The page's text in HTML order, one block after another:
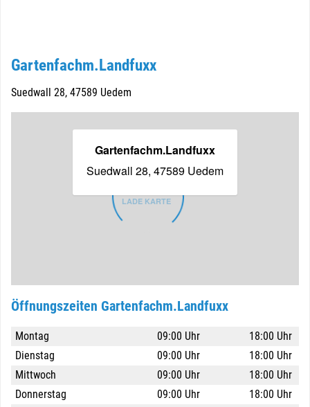
Gartenfachm.Landfuxx
Suedwall 28, 47589 Uedem
LADE KARTE
Gartenfachm.Landfuxx
Suedwall 28, 47589 Uedem
Öffnungszeiten Gartenfachm.Landfuxx
Montag 09:00 Uhr
18:00 Uhr
Dienstag
09:00 Uhr
18:00 Uhr
Mittwoch
09:00 Uhr
18:00 Uhr
Donnerstag
09:00 Uhr
18:00 Uhr